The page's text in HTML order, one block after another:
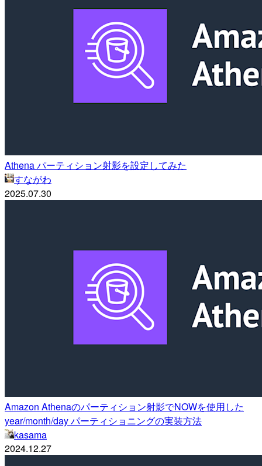
Athena パーティション射影を設定してみた
すながわ
2025.07.30
Amazon Athenaのパーティション射影でNOWを使用した
year/month/day パーティショニングの実装方法
kasama
2024.12.27